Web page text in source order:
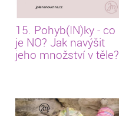
15. Pohyb(IN)ky - co
je NO? Jak navýšit
jeho množství v těle?